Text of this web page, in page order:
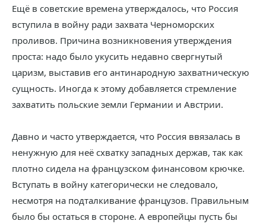
Ещё в советские времена утверждалось, что Россия
вступила в войну ради захвата Черноморских
проливов. Причина возникновения утверждения
проста: надо было укусить недавно свергнутый
царизм, выставив его антинародную захватническую
сущность. Иногда к этому добавляется стремление
захватить польские земли Германии и Австрии.
Давно и часто утверждается, что Россия ввязалась в
ненужную для неё схватку западных держав, так как
плотно сидела на французском финансовом крючке.
Вступать в войну категорически не следовало,
несмотря на подталкивание французов. Правильным
было бы остаться в стороне. А европейцы пусть бы